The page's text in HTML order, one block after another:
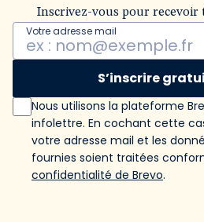
Inscrivez-vous pour recevoir
Votre adresse mail
S’inscrire
Nous utilisons la plateforme
infolettre. En cochant cette
votre adresse mail et les
fournies soient traitées
confidentialité de Brevo.